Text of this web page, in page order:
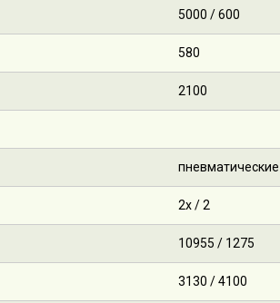
5000 / 600
580
2100
пневматические
2х / 2
10955 / 1275
3130 / 4100